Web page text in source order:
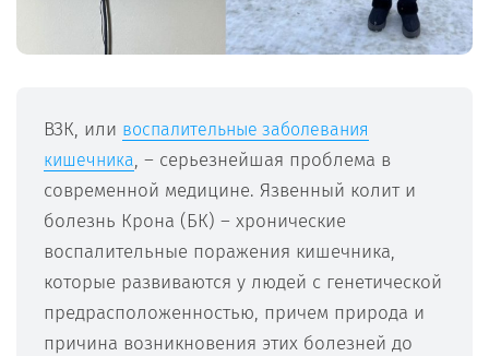
ВЗК, или воспалительные заболевания
кишечника, – серьезнейшая проблема в
современной медицине. Язвенный колит и
болезнь Крона (БК) – хронические
воспалительные поражения кишечника,
которые развиваются у людей с генетической
предрасположенностью, причем природа и
причина возникновения этих болезней до